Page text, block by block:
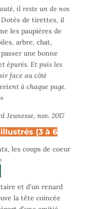
il reste un de nos
de tirettes, il
les paupières de
arbre, chat,
une bonne
épurés. Et puis les
face au côté
à chaque page.
Jeunesse, nov. 2017
(3 à 6
et d’un renard
la tête coincée